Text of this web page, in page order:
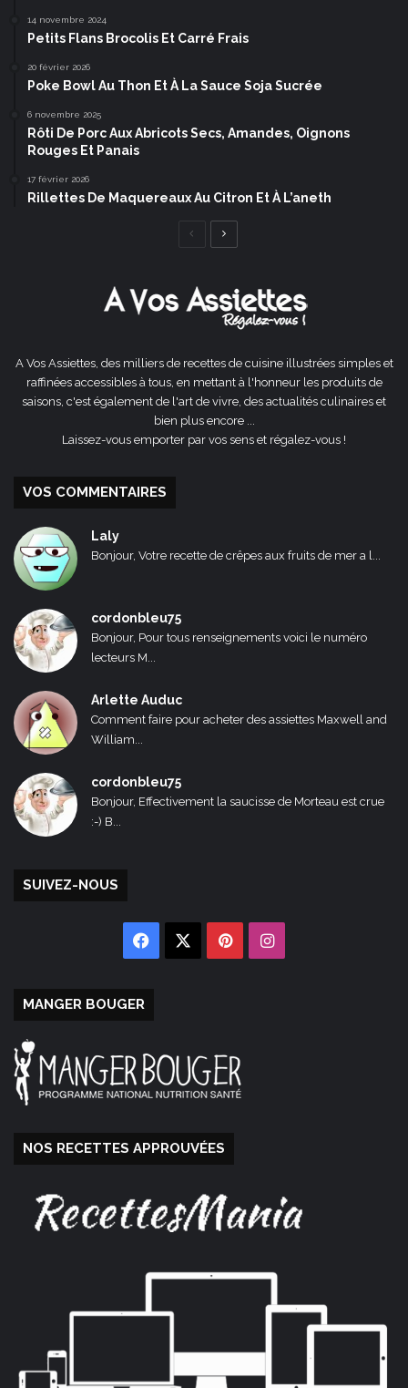
14 novembre 2024
Petits Flans Brocolis Et Carré Frais
20 février 2026
Poke Bowl Au Thon Et À La Sauce Soja Sucrée
6 novembre 2025
Rôti De Porc Aux Abricots Secs, Amandes, Oignons
Rouges Et Panais
17 février 2026
Rillettes De Maquereaux Au Citron Et À L’aneth
Page
A Vos Assiettes, des milliers de recettes de cuisine illustrées simples et
raffinées accessibles à tous, en mettant à l'honneur les produits de
saisons, c'est également de l'art de vivre, des actualités culinaires et
bien plus encore ...
Laissez-vous emporter par vos sens et régalez-vous !
VOS COMMENTAIRES
Laly
Bonjour, Votre recette de crêpes aux fruits de mer a l...
cordonbleu75
Bonjour, Pour tous renseignements voici le numéro
lecteurs M...
Arlette Auduc
Comment faire pour acheter des assiettes Maxwell and
William...
cordonbleu75
Bonjour, Effectivement la saucisse de Morteau est crue
:-) B...
SUIVEZ-NOUS
Facebook PinterestInstagram
MANGER BOUGER
NOS RECETTES APPROUVÉES